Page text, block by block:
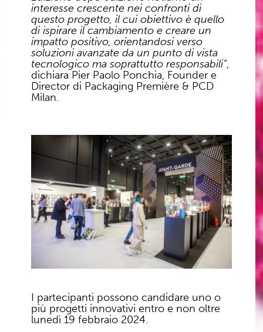
interesse crescente nei confronti di
questo progetto, il cui obiettivo è quello
di ispirare il cambiamento e creare un
impatto positivo, orientandosi verso
soluzioni avanzate da un punto di vista
tecnologico ma soprattutto responsabili”,
dichiara Pier Paolo Ponchia, Founder e
Director di Packaging Première & PCD
Milan.
I partecipanti possono candidare uno o
più progetti innovativi entro e non oltre
lunedì 19 febbraio 2024.